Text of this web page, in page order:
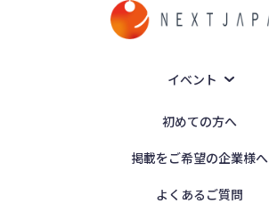
イベント
初めての方へ
掲載をご希望の企業様へ
よくあるご質問